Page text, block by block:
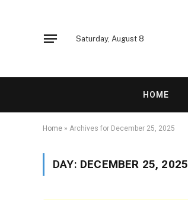
Saturday, August 8
HOME
Home » Archives for December 25, 2025
DAY: DECEMBER 25, 2025